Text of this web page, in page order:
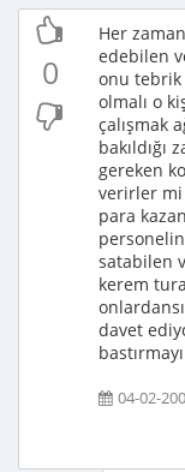
0
Her
edebilen
onu tebrik
olmalı o
çalışmak
gereken
verirler mi
para
satabilen
kerem
davet
04-02-